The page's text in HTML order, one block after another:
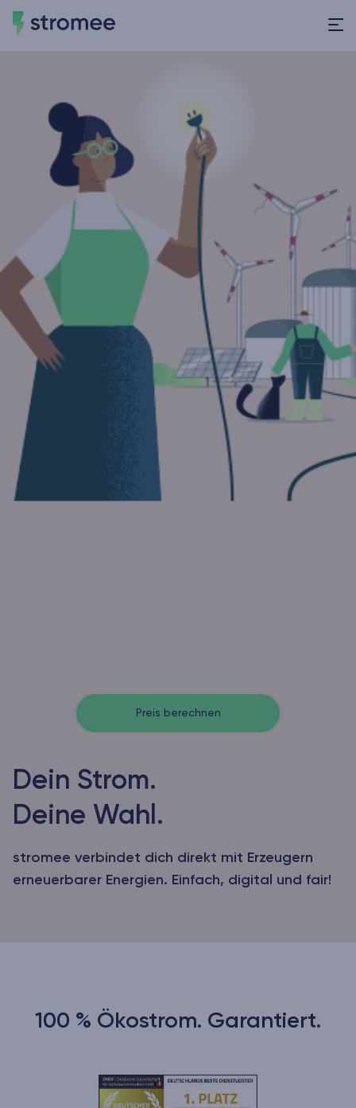
Preis berechnen
Dein Strom.
Deine Wahl.
stromee verbindet dich direkt mit Erzeugern
erneuerbarer Energien. Einfach, digital und fair!
100 % Ökostrom. Garantiert.